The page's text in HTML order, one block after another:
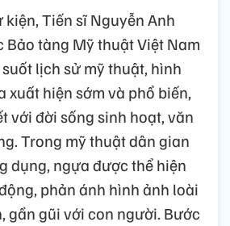
Tiến sĩ Nguyễn Anh
Bảo tàng Mỹ thuật Việt Nam
lịch sử mỹ thuật, hình
xuất hiện sớm và phổ biến,
với đời sống sinh hoạt, văn
Trong mỹ thuật dân gian
dụng, ngựa được thể hiện
phản ánh hình ảnh loài
gần gũi với con người. Bước